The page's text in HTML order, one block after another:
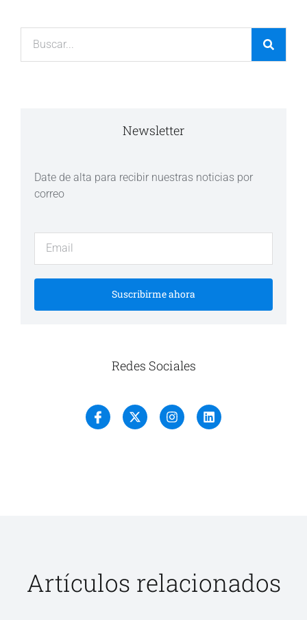
Newsletter
Date de alta para recibir nuestras noticias por
correo
Suscribirme ahora
Redes Sociales
Artículos relacionados